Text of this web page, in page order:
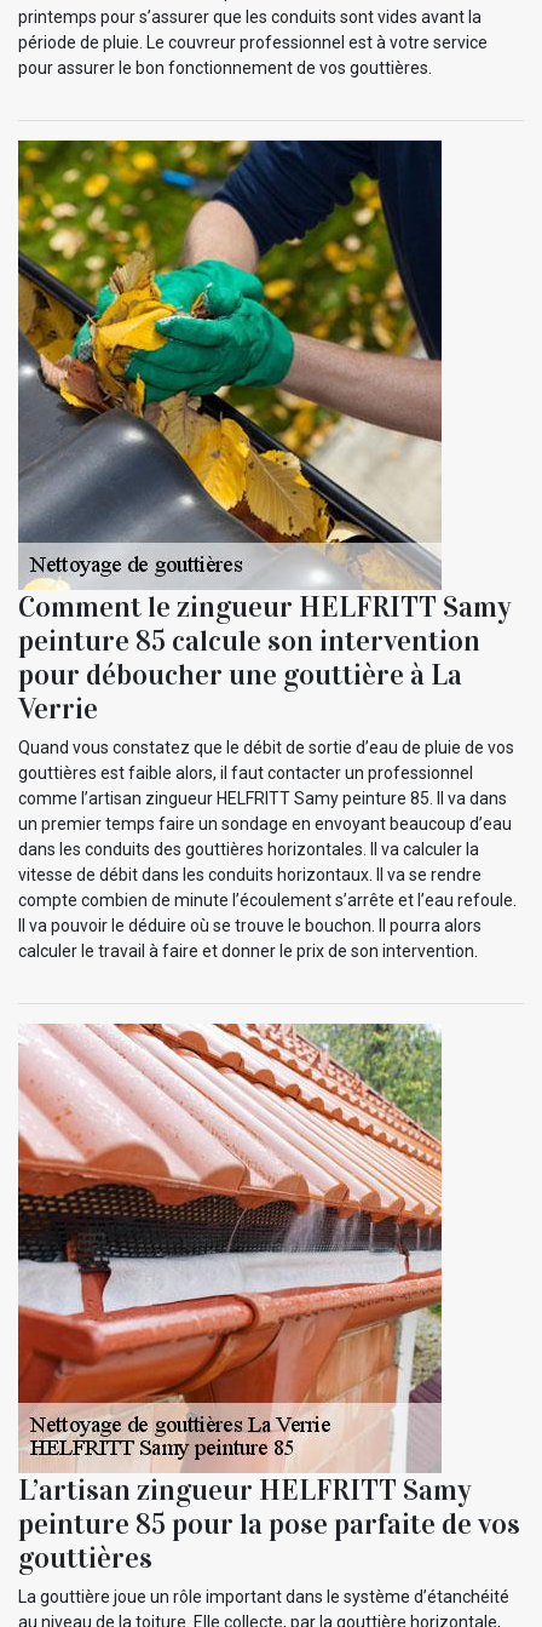
printemps pour s’assurer que les conduits sont vides avant la
période de pluie. Le couvreur professionnel est à votre service
pour assurer le bon fonctionnement de vos gouttières.
Comment le zingueur HELFRITT Samy
peinture 85 calcule son intervention
pour déboucher une gouttière à La
Verrie
Quand vous constatez que le débit de sortie d’eau de pluie de vos
gouttières est faible alors, il faut contacter un professionnel
comme l’artisan zingueur HELFRITT Samy peinture 85. Il va dans
un premier temps faire un sondage en envoyant beaucoup d’eau
dans les conduits des gouttières horizontales. Il va calculer la
vitesse de débit dans les conduits horizontaux. Il va se rendre
compte combien de minute l’écoulement s’arrête et l’eau refoule.
Il va pouvoir le déduire où se trouve le bouchon. Il pourra alors
calculer le travail à faire et donner le prix de son intervention.
L’artisan zingueur HELFRITT Samy
peinture 85 pour la pose parfaite de vos
gouttières
La gouttière joue un rôle important dans le système d’étanchéité
au niveau de la toiture. Elle collecte, par la gouttière horizontale,